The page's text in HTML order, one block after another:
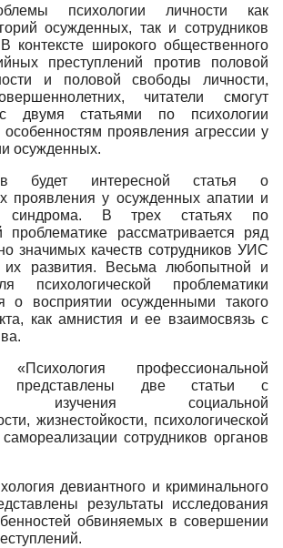
психологии личности как
осужденных, так и сотрудников
широкого общественного
преступлений против половой
и половой свободы личности,
читатели смогут
с двумя статьями по психологии
проявления агрессии у
осужденных.
будет интересной статья о
проявления у осужденных апатии и
синдрома. В трех статьях по
проблематике рассматривается ряд
значимых качеств сотрудников УИС
их развития. Весьма любопытной и
психологической проблематики
о восприятии осужденными такого
как амнистия и ее взаимосвязь с
профессиональной
представлены две статьи с
изучения социальной
жизнестойкости, психологической
сотрудников органов
девиантного и криминального
результаты исследования
обвиняемых в совершении